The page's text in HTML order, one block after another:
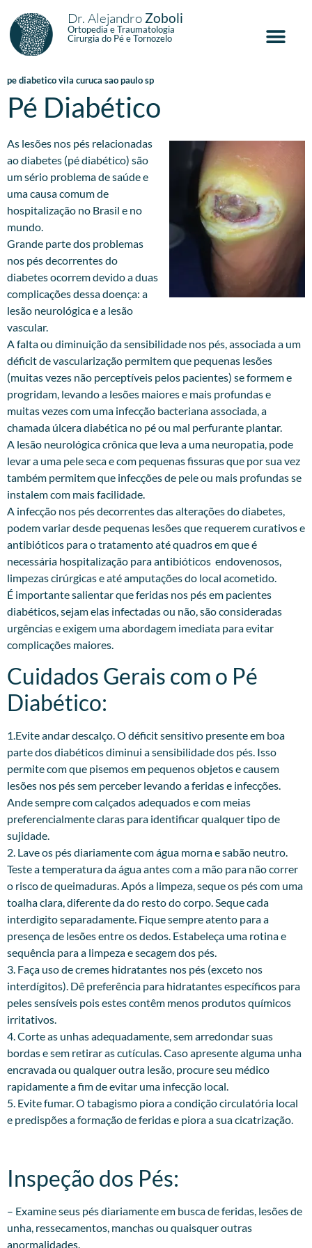
Dr. Alejandro Zoboli
Ortopedia e Traumatologia
Cirurgia do Pé e Tornozelo
pe diabetico vila curuca sao paulo sp
Pé Diabético
As lesões nos pés relacionadas
ao diabetes (pé diabético) são
um sério problema de saúde e
uma causa comum de
hospitalização no Brasil e no
mundo.
Grande parte dos problemas
nos pés decorrentes do
diabetes ocorrem devido a duas
complicações dessa doença: a
lesão neurológica e a lesão
vascular.
A falta ou diminuição da sensibilidade nos pés, associada a um
déficit de vascularização permitem que pequenas lesões
(muitas vezes não perceptíveis pelos pacientes) se formem e
progridam, levando a lesões maiores e mais profundas e
muitas vezes com uma infecção bacteriana associada, a
chamada úlcera diabética no pé ou mal perfurante plantar.
A lesão neurológica crônica que leva a uma neuropatia, pode
levar a uma pele seca e com pequenas fissuras que por sua vez
também permitem que infecções de pele ou mais profundas se
instalem com mais facilidade.
A infecção nos pés decorrentes das alterações do diabetes,
podem variar desde pequenas lesões que requerem curativos e
antibióticos para o tratamento até quadros em que é
necessária hospitalização para antibióticos endovenosos,
limpezas cirúrgicas e até amputações do local acometido.
É importante salientar que feridas nos pés em pacientes
diabéticos, sejam elas infectadas ou não, são consideradas
urgências e exigem uma abordagem imediata para evitar
complicações maiores.
Cuidados Gerais com o Pé
Diabético:
1.Evite andar descalço. O déficit sensitivo presente em boa
parte dos diabéticos diminui a sensibilidade dos pés. Isso
permite com que pisemos em pequenos objetos e causem
lesões nos pés sem perceber levando a feridas e infecções.
Ande sempre com calçados adequados e com meias
preferencialmente claras para identificar qualquer tipo de
sujidade.
2. Lave os pés diariamente com água morna e sabão neutro.
Teste a temperatura da água antes com a mão para não correr
o risco de queimaduras. Após a limpeza, seque os pés com uma
toalha clara, diferente da do resto do corpo. Seque cada
interdigito separadamente. Fique sempre atento para a
presença de lesões entre os dedos. Estabeleça uma rotina e
sequência para a limpeza e secagem dos pés.
3. Faça uso de cremes hidratantes nos pés (exceto nos
interdígitos). Dê preferência para hidratantes específicos para
peles sensíveis pois estes contêm menos produtos químicos
irritativos.
4. Corte as unhas adequadamente, sem arredondar suas
bordas e sem retirar as cutículas. Caso apresente alguma unha
encravada ou qualquer outra lesão, procure seu médico
rapidamente a fim de evitar uma infecção local.
5. Evite fumar. O tabagismo piora a condição circulatória local
e predispões a formação de feridas e piora a sua cicatrização.
Inspeção dos Pés:​
– Examine seus pés diariamente em busca de feridas, lesões de
unha, ressecamentos, manchas ou quaisquer outras
anormalidades.